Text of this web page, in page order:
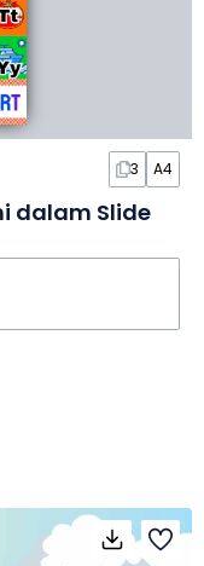
3 A4
dalam Slide